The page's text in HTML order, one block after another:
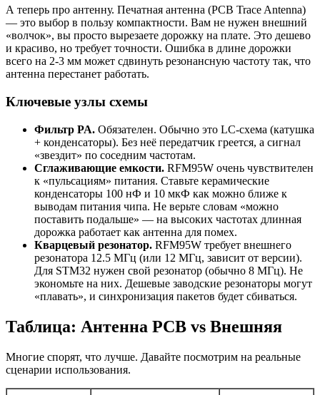
А теперь про антенну. Печатная антенна (PCB Trace Antenna)
— это выбор в пользу компактности. Вам не нужен внешний
«волчок», вы просто вырезаете дорожку на плате. Это дешево
и красиво, но требует точности. Ошибка в длине дорожки
всего на 2-3 мм может сдвинуть резонансную частоту так, что
антенна перестанет работать.
Ключевые узлы схемы
Фильтр PA. Обязателен. Обычно это LC-схема (катушка
+ конденсаторы). Без неё передатчик греется, а сигнал
«звездит» по соседним частотам.
Сглаживающие емкости. RFM95W очень чувствителен
к «пульсациям» питания. Ставьте керамические
конденсаторы 100 нФ и 10 мкФ как можно ближе к
выводам питания чипа. Не верьте словам «можно
поставить подальше» — на высоких частотах длинная
дорожка работает как антенна для помех.
Кварцевый резонатор. RFM95W требует внешнего
резонатора 12.5 МГц (или 12 МГц, зависит от версии).
Для STM32 нужен свой резонатор (обычно 8 МГц). Не
экономьте на них. Дешевые заводские резонаторы могут
«плавать», и синхронизация пакетов будет сбиваться.
Таблица: Антенна PCB vs Внешняя
Многие спорят, что лучше. Давайте посмотрим на реальные
сценарии использования.